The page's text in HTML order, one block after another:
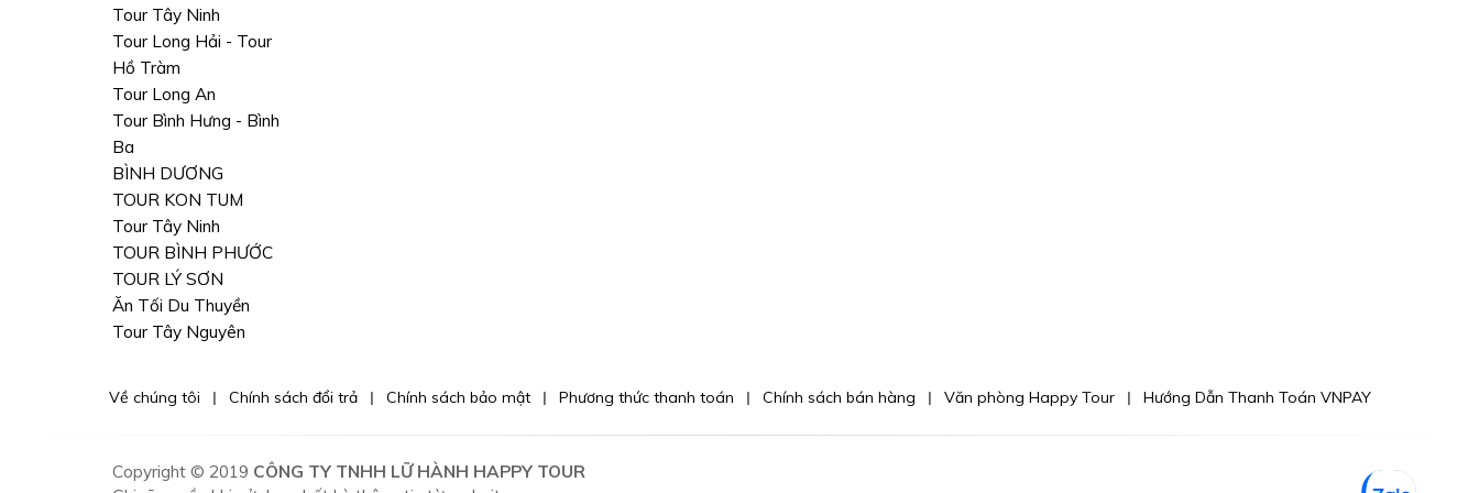
Tour Tây Ninh
Tour Long Hải - Tour
Hồ Tràm
Tour Long An
Tour Bình Hưng - Bình
Ba
BÌNH DƯƠNG
TOUR KON TUM
Tour Tây Ninh
TOUR BÌNH PHƯỚC
TOUR LÝ SƠN
Ăn Tối Du Thuyền
Tour Tây Nguyên
Về chúng tôi Chính sách đổi trả Chính sách bảo mật Phương thức thanh toán Chính sách bán hàng Văn phòng Happy Tour Hướng Dẫn Thanh Toán VNPAY
Copyright © 2019 CÔNG TY TNHH LỮ HÀNH HAPPY TOUR